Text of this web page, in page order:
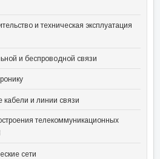
и техническая эксплуатация
и беспроводной связи
кабели и линии связи
телекоммуникационных
сети